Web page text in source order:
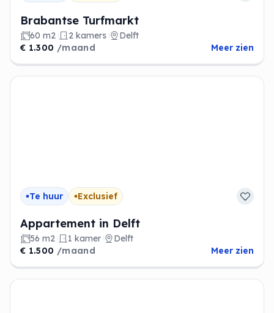
Brabantse Turfmarkt
60 m2 2 kamers
Delft
€ 1.300 /maand Meer zien
Te huur Exclusief
Appartement in Delft
56 m2 1 kamer
Delft
€ 1.500 /maand Meer zien